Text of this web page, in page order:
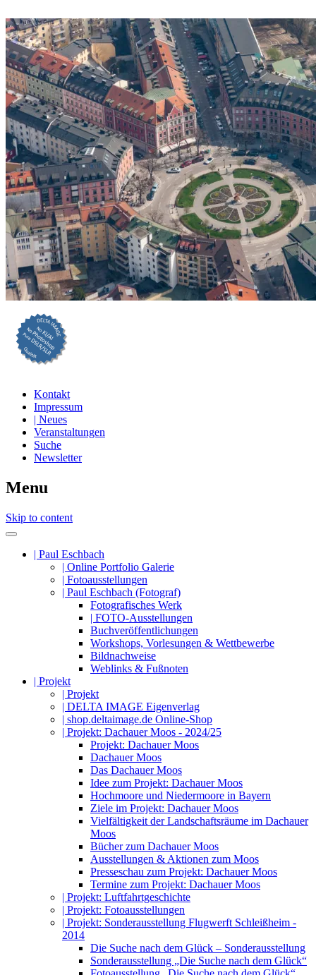
DELTA IMAGE
Professionelle Fotografie visuell erleben
Kontakt
Impressum
| Neues
Veranstaltungen
Suche
Newsletter
Menu
Skip to content
| Paul Eschbach
| Online Portfolio Galerie
| Fotoausstellungen
| Paul Eschbach (Fotograf)
Fotografisches Werk
| FOTO-Ausstellungen
Buchveröffentlichungen
Workshops, Vorlesungen & Wettbewerbe
Bildnachweise
Weblinks & Fußnoten
| Projekt
| Projekt
| DELTA IMAGE Eigenverlag
| shop.deltaimage.de Online-Shop
| Projekt: Dachauer Moos - 2024/25
Projekt: Dachauer Moos
Dachauer Moos
Das Dachauer Moos
Idee zum Projekt: Dachauer Moos
Hochmoore und Niedermoore in Bayern
Ziele im Projekt: Dachauer Moos
Vielfältigkeit der Landschaftsräume im Dachauer
Moos
Bücher zum Dachauer Moos
Ausstellungen & Aktionen zum Moos
Presseschau zum Projekt: Dachauer Moos
Termine zum Projekt: Dachauer Moos
| Projekt: Luftfahrtgeschichte
| Projekt: Fotoausstellungen
| Projekt: Sonderausstellung Flugwerft Schleißheim -
2014
Die Suche nach dem Glück – Sonderausstellung
Sonderausstellung „Die Suche nach dem Glück“